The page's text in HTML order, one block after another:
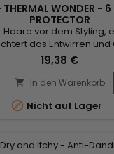
THERMAL WONDER - 6
PROTECTOR
Haare vor dem Styling,
das Entwirren und
Marula-Öl, das reich an
ist, um Haare
zu schützen.&nbsp;
Haar zu beruhigen, zu
19,38 €
 In den Warenkorb
 Nicht auf Lager